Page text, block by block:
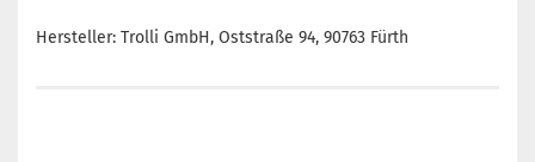
Hersteller: Trolli GmbH, Oststraße 94, 90763 Fürth